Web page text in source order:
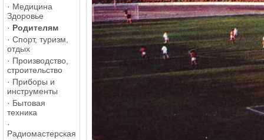
· Медицина
Здоровье
· Родителям
· Спорт, туризм,
отдых
· Производство,
строительство
· Приборы и
инструменты
· Бытовая
техника
·
Радиомастерская